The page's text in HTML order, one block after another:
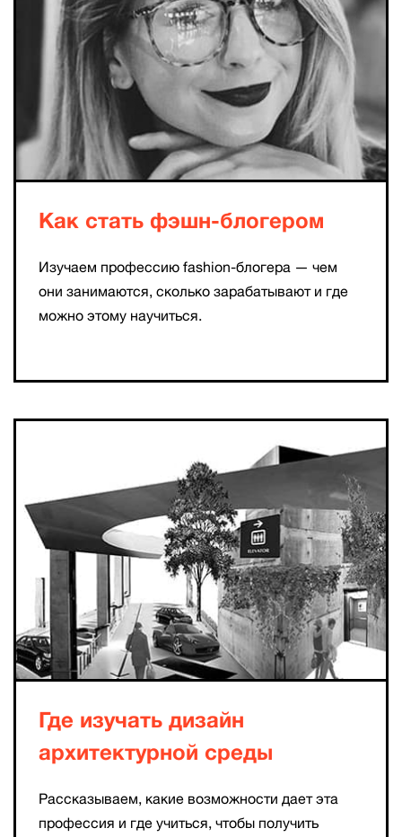
Как стать фэшн-блогером
Изучаем профессию fashion-блогера — чем
они занимаются, сколько зарабатывают и где
можно этому научиться.
Где изучать дизайн
архитектурной среды
Рассказываем, какие возможности дает эта
профессия и где учиться, чтобы получить